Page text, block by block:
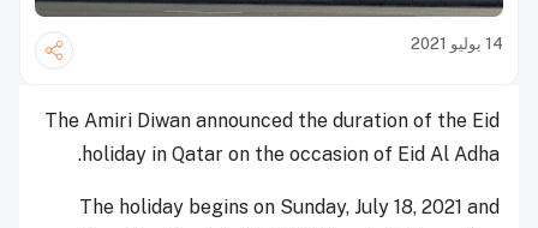
14 يوليو 2021
The Amiri Diwan announced the duration of the Eid
holiday in Qatar on the occasion of Eid Al Adha.
The holiday begins on Sunday, July 18, 2021 and